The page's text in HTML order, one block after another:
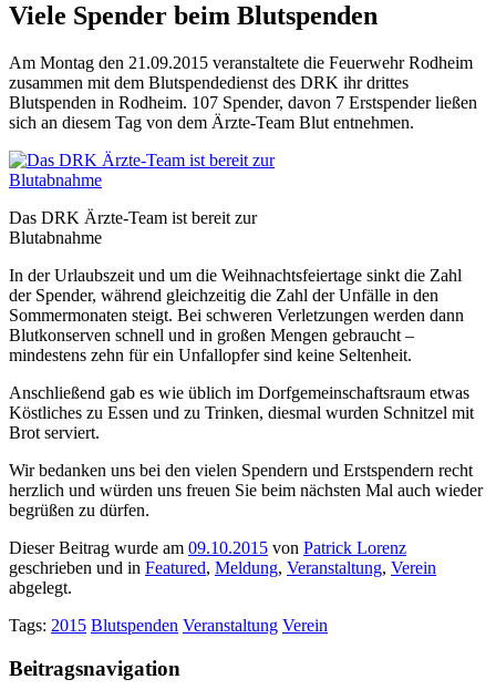
Viele Spender beim Blutspenden
Am Montag den 21.09.2015 veranstaltete die Feuerwehr Rodheim
zusammen mit dem Blutspendedienst des DRK ihr drittes
Blutspenden in Rodheim. 107 Spender, davon 7 Erstspender ließen
sich an diesem Tag von dem Ärzte-Team Blut entnehmen.
Das DRK Ärzte-Team ist bereit zur
Blutabnahme
In der Urlaubszeit und um die Weihnachtsfeiertage sinkt die Zahl
der Spender, während gleichzeitig die Zahl der Unfälle in den
Sommermonaten steigt. Bei schweren Verletzungen werden dann
Blutkonserven schnell und in großen Mengen gebraucht –
mindestens zehn für ein Unfallopfer sind keine Seltenheit.
Anschließend gab es wie üblich im Dorfgemeinschaftsraum etwas
Köstliches zu Essen und zu Trinken, diesmal wurden Schnitzel mit
Brot serviert.
Wir bedanken uns bei den vielen Spendern und Erstspendern recht
herzlich und würden uns freuen Sie beim nächsten Mal auch wieder
begrüßen zu dürfen.
Dieser Beitrag wurde am 09.10.2015 von Patrick Lorenz
geschrieben und in Featured, Meldung, Veranstaltung, Verein
abgelegt.
Tags: 2015 Blutspenden Veranstaltung Verein
Beitragsnavigation